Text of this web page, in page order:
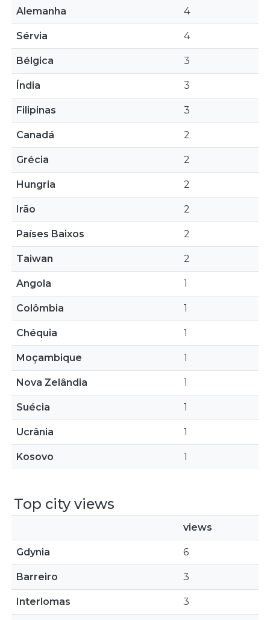
Alemanha 4
Sérvia 4
Bélgica 3
Índia 3
Filipinas 3
Canadá 2
Grécia 2
Hungria 2
Irão 2
Países Baixos 2
Taiwan 2
Angola 1
Colômbia 1
Chéquia 1
Moçambique 1
Nova Zelândia 1
Suécia 1
Ucrânia 1
Kosovo 1
Top city views
views
Gdynia 6
Barreiro 3
Interlomas 3